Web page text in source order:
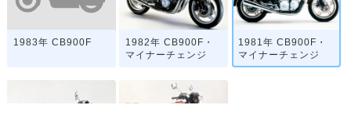
1983年 CB900F
1982年 CB900F・
マイナーチェンジ
1981年 CB900F・
マイナーチェンジ